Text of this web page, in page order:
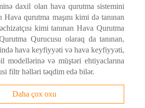
daxil olan hava qurutma sistemini
Hava qurutma maşını kimi də tanınan
kimi tanınan Hava Qurutma
Qurucusu olaraq da tanınan,
hava keyfiyyəti və hava keyfiyyəti,
modellərinə və müştəri ehtiyaclarına
filtr həlləri təqdim edə bilər.
Daha çox oxu